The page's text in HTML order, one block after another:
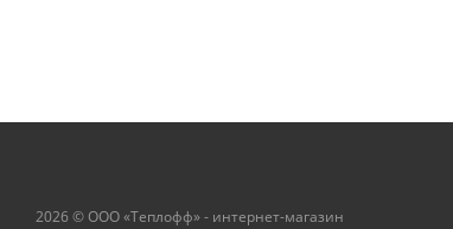
2026 © ООО «Теплофф» - интернет-магазин